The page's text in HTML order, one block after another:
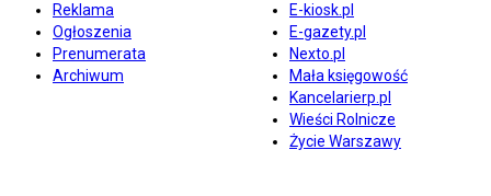
Reklama
Ogłoszenia
Prenumerata
Archiwum
E-kiosk.pl
E-gazety.pl
Nexto.pl
Mała księgowość
Kancelarierp.pl
Wieści Rolnicze
Życie Warszawy